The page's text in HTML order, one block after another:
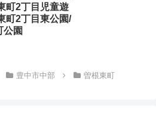
町2丁目児童遊
町2丁目東公園/
公園
豊中市中部 曽根東町